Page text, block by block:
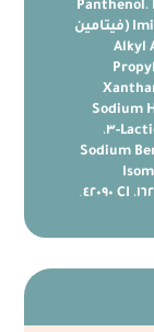
Panthenol،
Tocopherol (فيتامين
Sodium
،
Sodium
، CI ٤٢٠٩٠ .